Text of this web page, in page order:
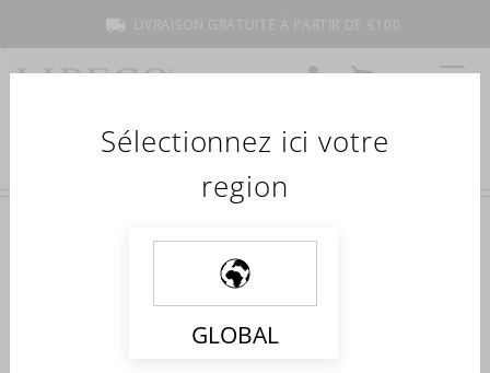
Sélectionnez ici votre
region
GLOBAL
LIVRAISON GRATUITE À PARTIR DE €100
HAYES
Shop the collection